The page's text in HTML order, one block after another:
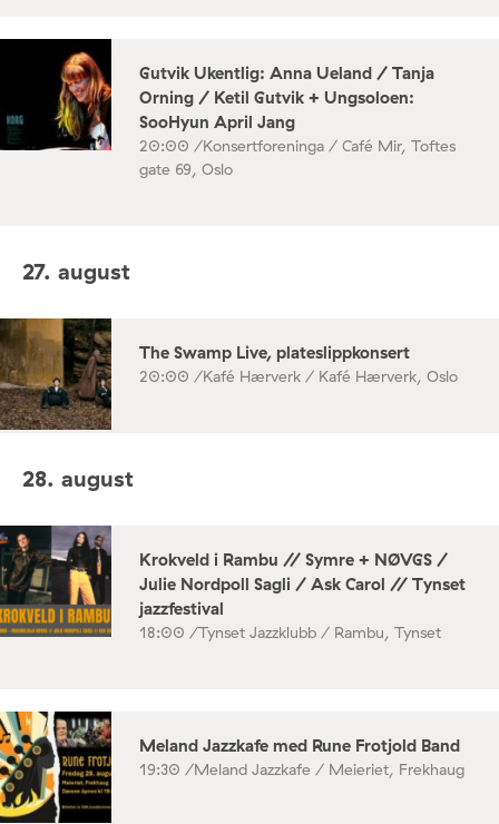
Gutvik Ukentlig: Anna Ueland / Tanja
Orning / Ketil Gutvik + Ungsoloen:
SooHyun April Jang
20:00 /Konsertforeninga / Café Mir, Toftes
gate 69, Oslo
27. august
The Swamp Live, plateslippkonsert
20:00 /Kafé Hærverk / Kafé Hærverk, Oslo
28. august
Krokveld i Rambu // Symre + NØVGS /
Julie Nordpoll Sagli / Ask Carol // Tynset
jazzfestival
18:00 /Tynset Jazzklubb / Rambu, Tynset
Meland Jazzkafe med Rune Frotjold Band
19:30 /Meland Jazzkafe / Meieriet, Frekhaug